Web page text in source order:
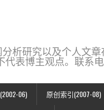
闻分析研究以及个人
表博主观点。联系电
06) 原创索引(2007-08)